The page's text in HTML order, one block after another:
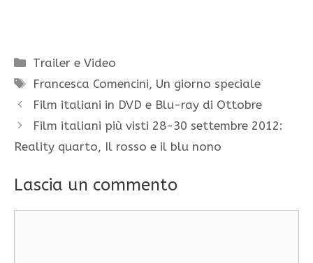
Categorie
Trailer e Video
Tag
Francesca Comencini, Un giorno speciale
Film italiani in DVD e Blu-ray di Ottobre
Film italiani più visti 28-30 settembre 2012:
Reality quarto, Il rosso e il blu nono
Lascia un commento